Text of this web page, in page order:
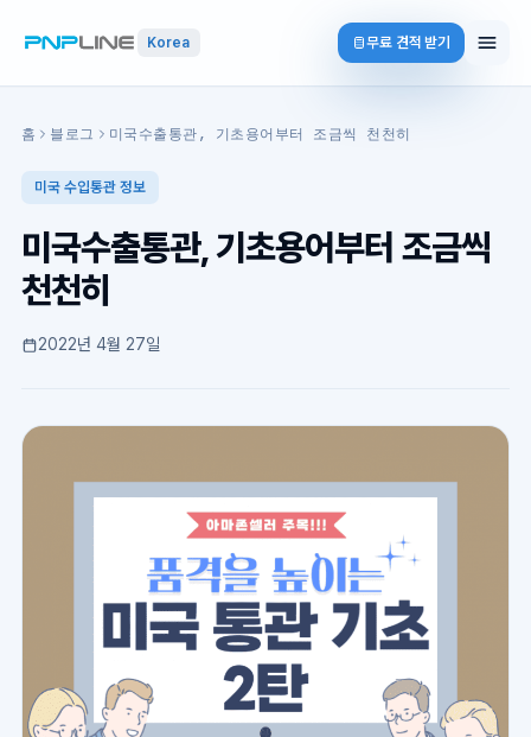
Korea 무료 견적 받기
홈 블로그 미국수출통관, 기초용어부터 조금씩 천천히
미국 수입통관 정보
미국수출통관, 기초용어부터 조금씩
천천히
2022년 4월 27일